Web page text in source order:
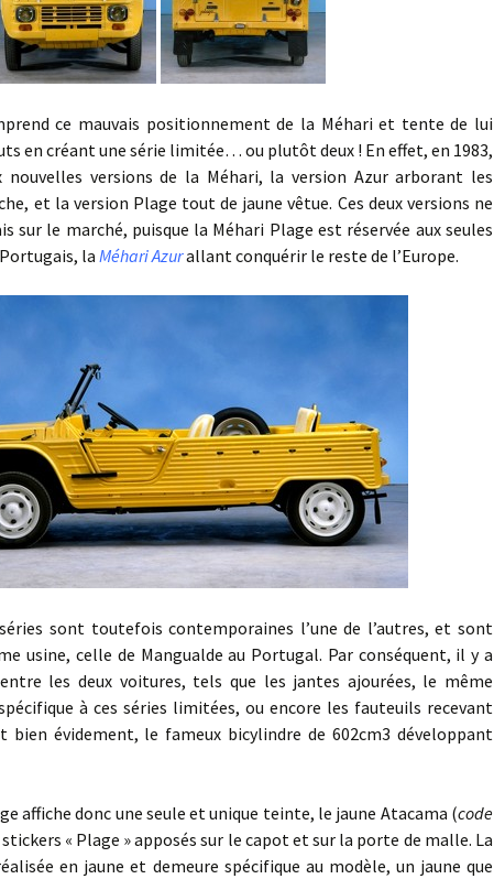
mauvais positionnement de la Méhari et tente de lui
en créant une série limitée… ou plutôt deux ! En effet, en 1983,
nouvelles versions de la Méhari, la version Azur arborant les
et la version Plage tout de jaune vêtue. Ces deux versions ne
sur le marché, puisque la Méhari Plage est réservée aux seules
laMéhari Azurallant conquérir le reste de l’Europe.
toutefois contemporaines l’une de l’autres, et sont
usine, celle de Mangualde au Portugal. Par conséquent, il y a
les deux voitures, tels que les jantes ajourées, le même
à ces séries limitées, ou encore les fauteuils recevant
évidement, le fameux bicylindre de 602cm3 développant
donc une seule et unique teinte, le jaune Atacama (code
stickers « Plage » apposés sur le capot et sur la porte de malle. La
en jaune et demeure spécifique au modèle, un jaune que